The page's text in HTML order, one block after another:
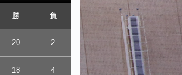
勝 負
20 2
18 4